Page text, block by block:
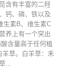
含有丰富的二羟
钙、磷、铁以及
生素B、维生素C
养上有一个突出
含量高于任何植
羊草。白羊草：禾
...